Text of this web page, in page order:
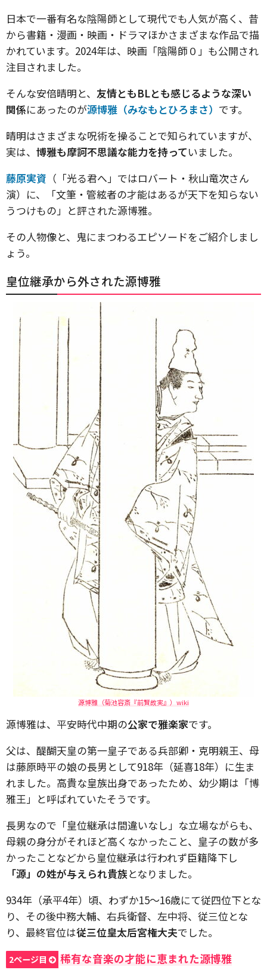
日本で一番有名な陰陽師として現代でも人気が高く、昔
から書籍・漫画・映画・ドラマほかさまざまな作品で描
かれています。2024年は、映画「陰陽師０」も公開され
注目されました。
そんな安倍晴明と、 友情ともBLとも感じるような深い
関係にあったのが源博雅（みなもとひろまさ） です。
晴明はさまざまな呪術を操ることで知られていますが、
実は、 博雅も摩訶不思議な能力を持っていました。
藤原実資 （「光る君へ」ではロバート・秋山竜次さん
演）に、「文筆・管絃者の才能はあるが天下を知らない
うつけもの」と評された源博雅。
その人物像と、鬼にまつわるエピソードをご紹介しまし
ょう。
皇位継承から外された源博雅
源博雅（菊池容斎『前賢故実』）wiki
源博雅は、平安時代中期の公家で雅楽家です。
父は、醍醐天皇の第一皇子である兵部卿・克明親王、母
は藤原時平の娘の長男として918年（延喜18年）に生ま
れました。高貴な皇族出身であったため、幼少期は「博
雅王」と呼ばれていたそうです。
長男なので「皇位継承は間違いなし」な立場ながらも、
母親の身分がそれほど高くなかったこと、皇子の数が多
かったことなどから皇位継承は行われず臣籍降下し
「源」の姓が与えられ貴族となりました。
934年（承平4年）頃、わずか15〜16歳にて従四位下とな
り、その後中務大輔、右兵衛督、左中将、従三位とな
り、最終官位は従三位皇太后宮権大夫でした。
2ページ目 稀有な音楽の才能に恵まれた源博雅